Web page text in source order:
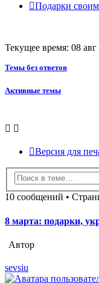
Подарки
Текущее время: 08
Темы без ответов
Активные темы
Версия для
10 сообщений •
8 марта: подарки,
Автор
sevsiu